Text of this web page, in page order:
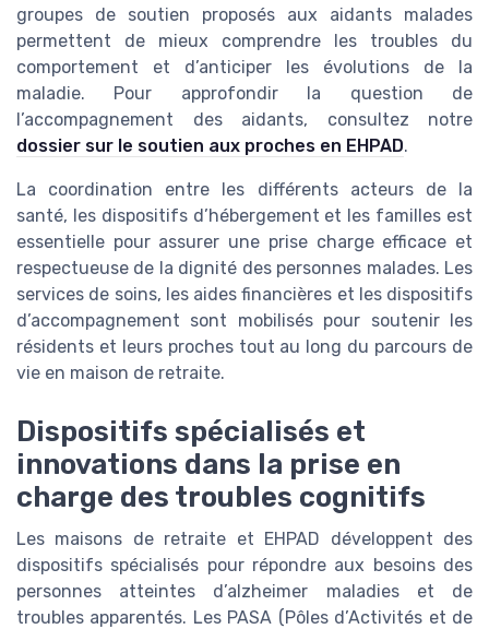
groupes de soutien proposés aux aidants malades
permettent de mieux comprendre les troubles du
comportement et d’anticiper les évolutions de la
maladie. Pour approfondir la question de
l’accompagnement des aidants, consultez notre
dossier sur le soutien aux proches en EHPAD.
La coordination entre les différents acteurs de la
santé, les dispositifs d’hébergement et les familles est
essentielle pour assurer une prise charge efficace et
respectueuse de la dignité des personnes malades. Les
services de soins, les aides financières et les dispositifs
d’accompagnement sont mobilisés pour soutenir les
résidents et leurs proches tout au long du parcours de
vie en maison de retraite.
Dispositifs spécialisés et
innovations dans la prise en
charge des troubles cognitifs
Les maisons de retraite et EHPAD développent des
dispositifs spécialisés pour répondre aux besoins des
personnes atteintes d’alzheimer maladies et de
troubles apparentés. Les PASA (Pôles d’Activités et de